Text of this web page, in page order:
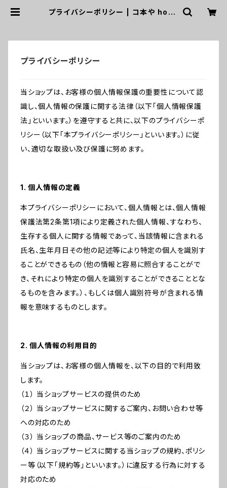
プライバシーポリシー | コ本や honk
プライバシーポリシー
当ショップは、お客様の個人情報保護の重要性について認
識し、個人情報の保護に関する法律（以下「個人情報保護
法」といいます。）を遵守すると共に、以下のプライバシーポ
リシー（以下「本プライバシーポリシー」といいます。）に従
い、適切な取扱い及び保護に努めます。
1. 個人情報の定義
本プライバシーポリシーにおいて、個人情報とは、個人情報
保護法第2条第1項により定義された個人情報、すなわち、
生存する個人に関する情報であって、当該情報に含まれる
氏名、生年月日その他の記述等により特定の個人を識別す
ることができるもの（他の情報と容易に照合することがで
き、それにより特定の個人を識別することができることとな
るものを含みます。）、もしくは個人識別符号が含まれる情
報を意味するものとします。
2. 個人情報の利用目的
当ショップは、お客様の個人情報を、以下の目的で利用致
します。
（１） 当ショップサービスの提供のため
（２） 当ショップサービスに関するご案内、お問い合わせ等
への対応のため
（３） 当ショップの商品、サービス等のご案内のため
（４） 当ショップサービスに関する当ショップの規約、ポリシ
ー等（以下「規約等」といいます。）に違反する行為に対する
対応のため